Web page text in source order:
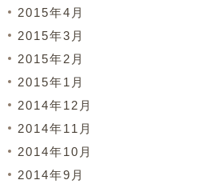
2015年4月
2015年3月
2015年2月
2015年1月
2014年12月
2014年11月
2014年10月
2014年9月